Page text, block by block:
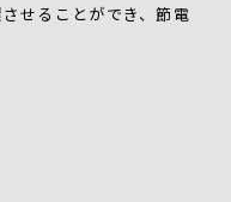
せることができ、節電